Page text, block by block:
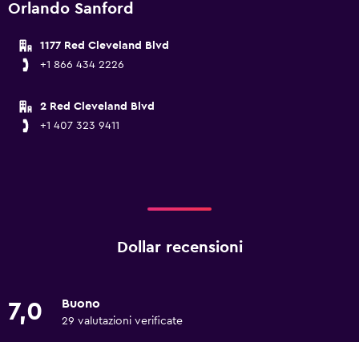
Orlando Sanford
1177 Red Cleveland Blvd
+1 866 434 2226
2 Red Cleveland Blvd
+1 407 323 9411
Dollar recensioni
7,0 Buono
29 valutazioni verificate